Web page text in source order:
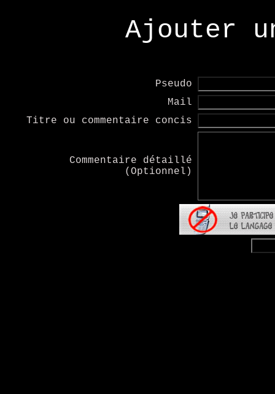
Ajouter
Pseudo
Mail
Titre ou commentaire concis
Commentaire détaillé
(Optionnel)